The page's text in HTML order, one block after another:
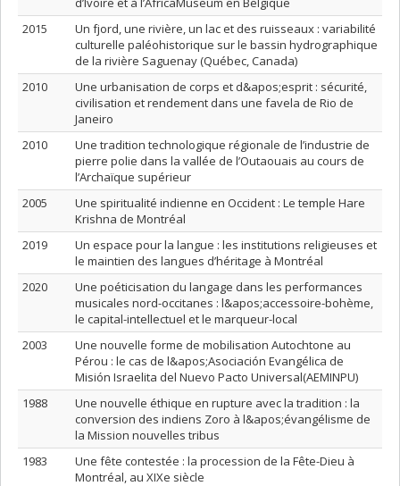
2015
Un fjord, une rivière, un lac et des ruisseaux : variabilité
culturelle paléohistorique sur le bassin hydrographique
de la rivière Saguenay (Québec, Canada)
2010
Une urbanisation de corps et d&apos;esprit : sécurité,
civilisation et rendement dans une favela de Rio de
Janeiro
2010
Une tradition technologique régionale de l’industrie de
pierre polie dans la vallée de l’Outaouais au cours de
l’Archaïque supérieur
2005
Une spiritualité indienne en Occident : Le temple Hare
Krishna de Montréal
2019
Un espace pour la langue : les institutions religieuses et
le maintien des langues d’héritage à Montréal
2020
Une poéticisation du langage dans les performances
musicales nord-occitanes : l&apos;accessoire-bohème,
le capital-intellectuel et le marqueur-local
2003
Une nouvelle forme de mobilisation Autochtone au
Pérou : le cas de l&apos;Asociación Evangélica de
Misión Israelita del Nuevo Pacto Universal(AEMINPU)
1988
Une nouvelle éthique en rupture avec la tradition : la
conversion des indiens Zoro à l&apos;évangélisme de
la Mission nouvelles tribus
1983
Une fête contestée : la procession de la Fête-Dieu à
Montréal, au XIXe siècle